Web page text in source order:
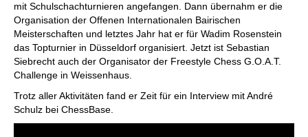
mit Schulschachturnieren angefangen. Dann übernahm er die
Organisation der Offenen Internationalen Bairischen
Meisterschaften und letztes Jahr hat er für Wadim Rosenstein
das Topturnier in Düsseldorf organisiert. Jetzt ist Sebastian
Siebrecht auch der Organisator der Freestyle Chess G.O.A.T.
Challenge in Weissenhaus.
Trotz aller Aktivitäten fand er Zeit für ein Interview mit André
Schulz bei ChessBase.